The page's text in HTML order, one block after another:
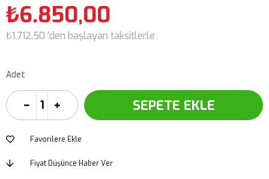
₺6.850,00
₺1.712,50 'den başlayan taksitlerle
Adet
Favorilere Ekle
Fiyat Düşünce Haber Ver